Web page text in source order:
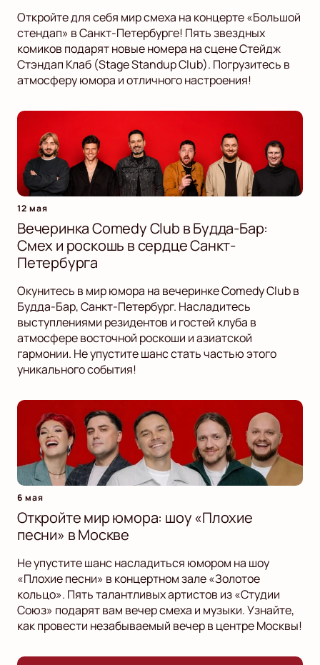
Откройте для себя мир смеха на концерте «Большой
стендап» в Санкт-Петербурге! Пять звездных
комиков подарят новые номера на сцене Стейдж
Стэндап Клаб (Stage Standup Club). Погрузитесь в
атмосферу юмора и отличного настроения!
12 мая
Вечеринка Comedy Club в Будда-Бар:
Смех и роскошь в сердце Санкт-
Петербурга
Окунитесь в мир юмора на вечеринке Comedy Club в
Будда-Бар, Санкт-Петербург. Насладитесь
выступлениями резидентов и гостей клуба в
атмосфере восточной роскоши и азиатской
гармонии. Не упустите шанс стать частью этого
уникального события!
6 мая
Откройте мир юмора: шоу «Плохие
песни» в Москве
Не упустите шанс насладиться юмором на шоу
«Плохие песни» в концертном зале «Золотое
кольцо». Пять талантливых артистов из «Студии
Союз» подарят вам вечер смеха и музыки. Узнайте,
как провести незабываемый вечер в центре Москвы!